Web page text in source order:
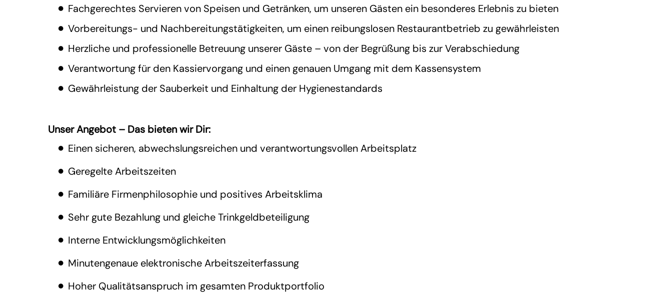
Fachgerechtes Servieren von Speisen und Getränken, um unseren Gästen ein besonderes Erlebnis zu bieten
Vorbereitungs- und Nachbereitungstätigkeiten, um einen reibungslosen Restaurantbetrieb zu gewährleisten
Herzliche und professionelle Betreuung unserer Gäste – von der Begrüßung bis zur Verabschiedung
Verantwortung für den Kassiervorgang und einen genauen Umgang mit dem Kassensystem
Gewährleistung der Sauberkeit und Einhaltung der Hygienestandards
Unser Angebot – Das bieten wir Dir:
Einen sicheren, abwechslungsreichen und verantwortungsvollen Arbeitsplatz
Geregelte Arbeitszeiten
Familiäre Firmenphilosophie und positives Arbeitsklima
Sehr gute Bezahlung und gleiche Trinkgeldbeteiligung
Interne Entwicklungsmöglichkeiten
Minutengenaue elektronische Arbeitszeiterfassung
Hoher Qualitätsanspruch im gesamten Produktportfolio